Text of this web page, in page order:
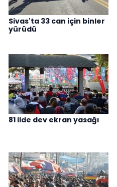
Sivas'ta 33 can için binler
yürüdü
81 ilde dev ekran yasağı